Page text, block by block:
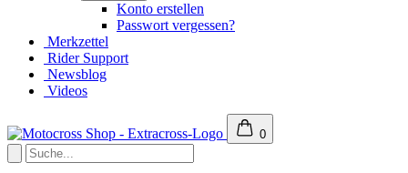
Konto erstellen
Passwort vergessen?
Merkzettel
Rider Support
Newsblog
Videos
0